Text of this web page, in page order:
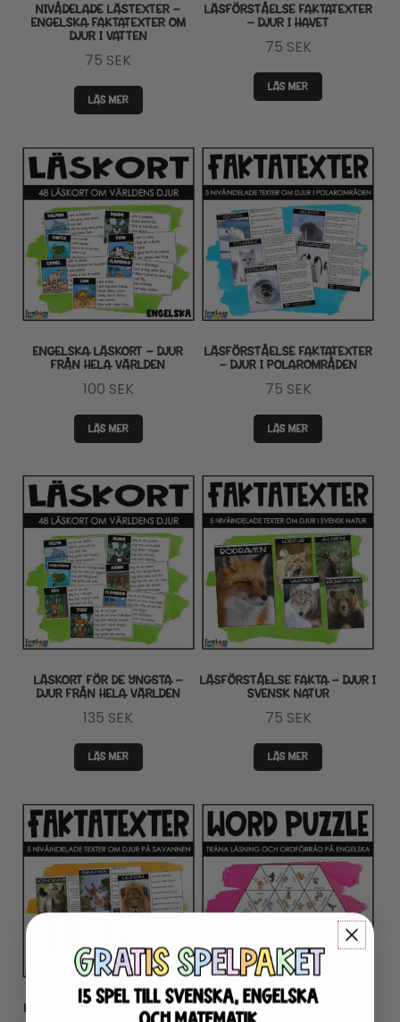
NIVÅDELADE LÄSTEXTER –
ENGELSKA FAKTATEXTER OM
DJUR I VATTEN
75 SEK
LÄS MER
LÄSFÖRSTÅELSE FAKTATEXTER
– DJUR I HAVET
75 SEK
LÄS MER
ENGELSKA LÄSKORT – DJUR
FRÅN HELA VÄRLDEN
100 SEK
LÄS MER
LÄSFÖRSTÅELSE FAKTATEXTER
– DJUR I POLAROMRÅDEN
75 SEK
LÄS MER
LÄSKORT FÖR DE YNGSTA –
DJUR FRÅN HELA VÄRLDEN
135 SEK
LÄS MER
LÄSFÖRSTÅELSE FAKTA – DJUR I
SVENSK NATUR
75 SEK
LÄS MER
LÄSFÖRSTÅELSE FAKTATEXTER PUSSEL ENGELSKA – ANIMALS